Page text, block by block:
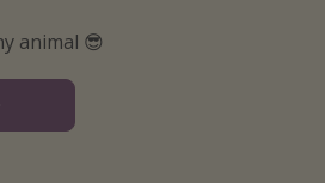
animal 😎